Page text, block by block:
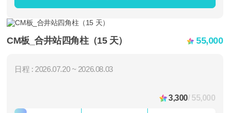
CM板_合井站四角柱（15 天） 55,000
日程 : 2026.07.20 ~ 2026.08.03
3,300/ 55,000